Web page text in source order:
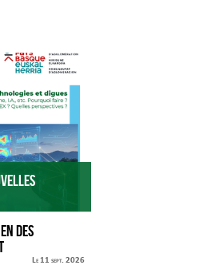
des
Le 11 sept. 2026